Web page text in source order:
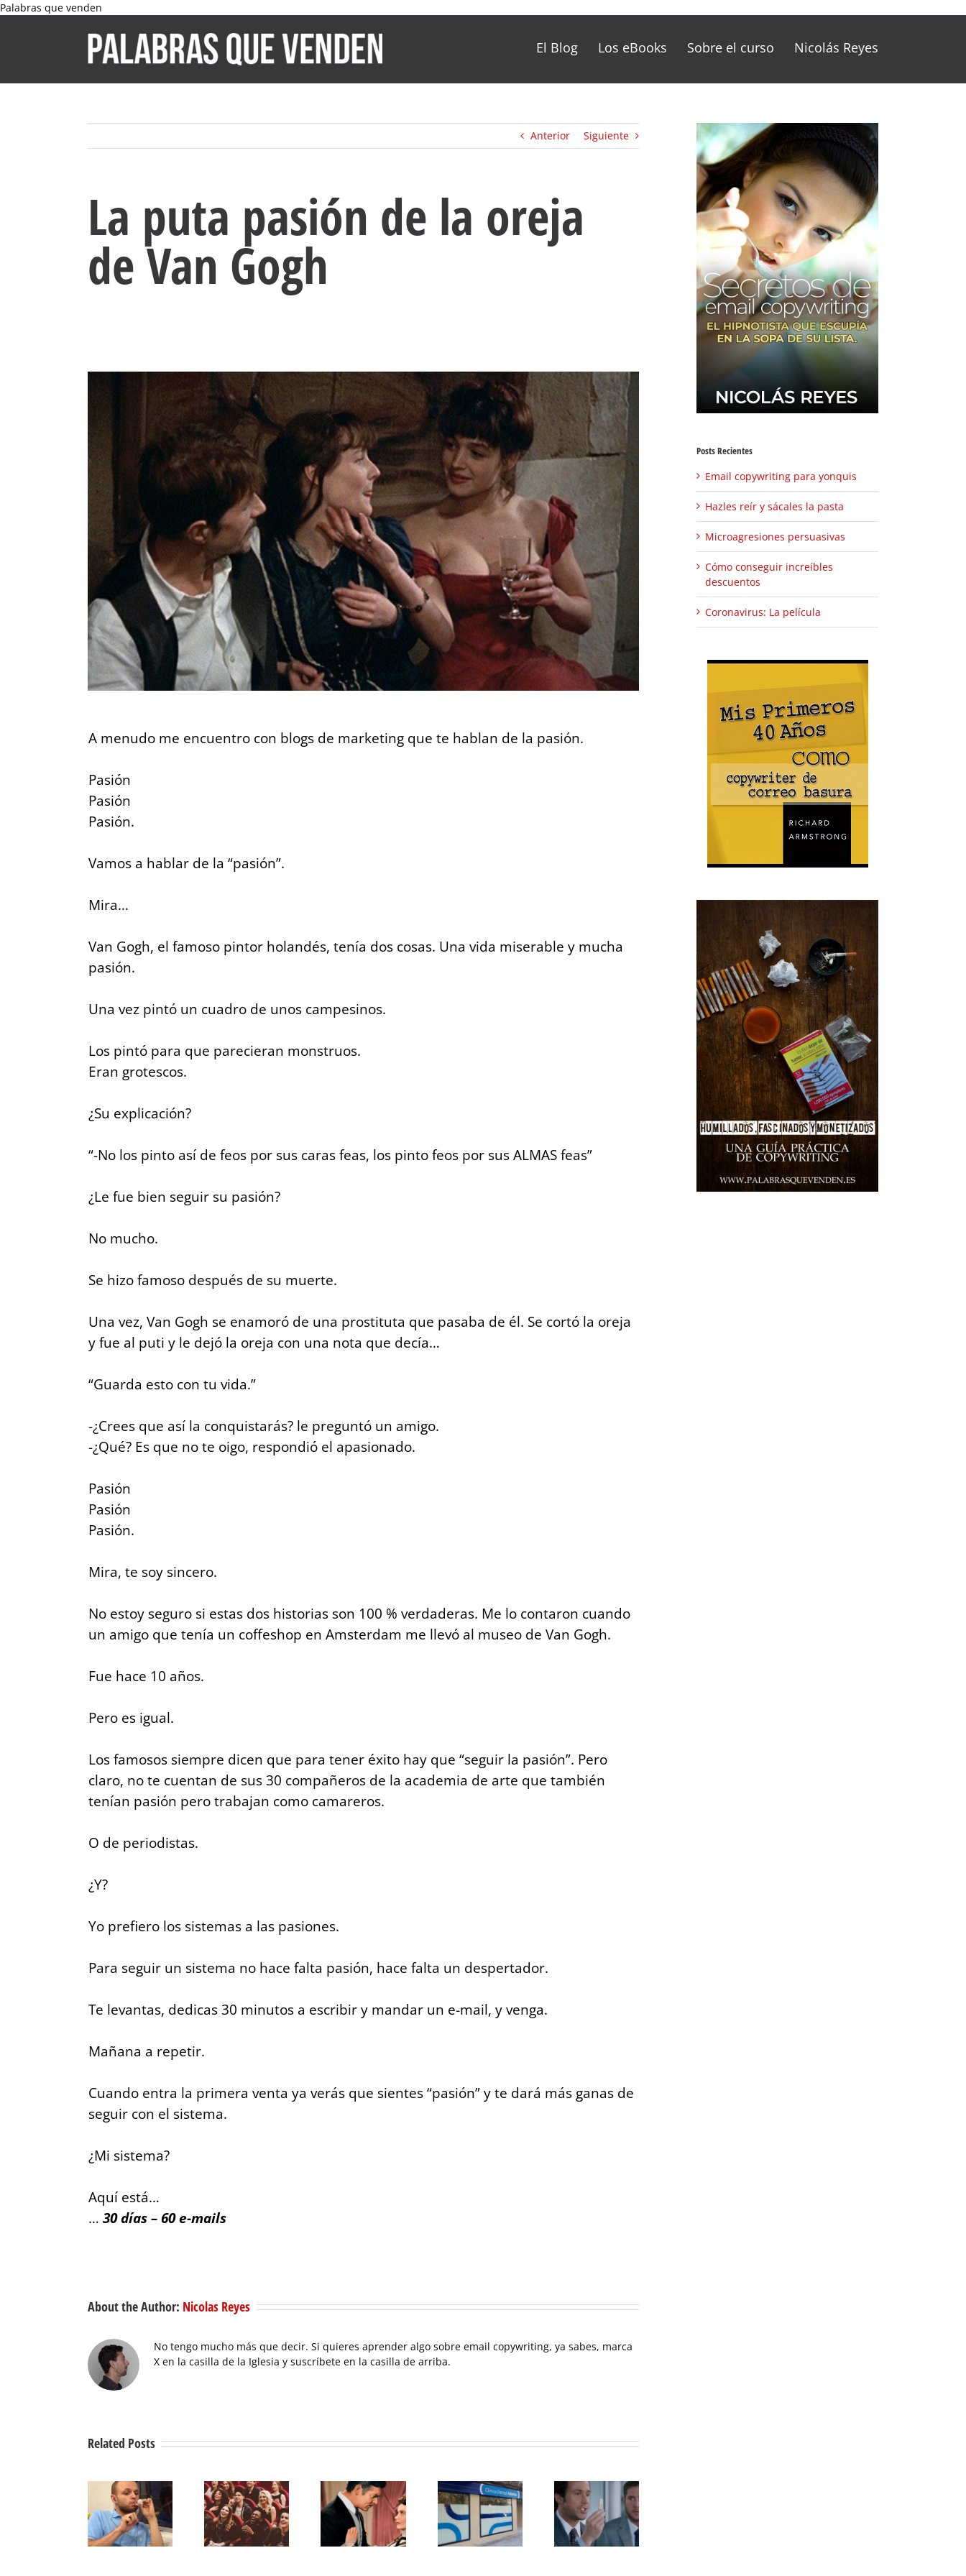
Palabras que venden
content
El Blog Los eBooks Sobre el curso Nicolás Reyes
Anterior Siguiente
La puta pasión de la oreja
de Van Gogh
A menudo me encuentro con blogs de marketing que te hablan de la pasión.
Pasión
Pasión
Pasión.
Vamos a hablar de la “pasión”.
Mira…
Van Gogh, el famoso pintor holandés, tenía dos cosas. Una vida miserable y mucha
pasión.
Una vez pintó un cuadro de unos campesinos.
Los pintó para que parecieran monstruos.
Eran grotescos.
¿Su explicación?
“-No los pinto así de feos por sus caras feas, los pinto feos por sus ALMAS feas”
¿Le fue bien seguir su pasión?
No mucho.
Se hizo famoso después de su muerte.
Una vez, Van Gogh se enamoró de una prostituta que pasaba de él. Se cortó la oreja
y fue al puti y le dejó la oreja con una nota que decía…
“Guarda esto con tu vida.”
-¿Crees que así la conquistarás? le preguntó un amigo.
-¿Qué? Es que no te oigo, respondió el apasionado.
Pasión
Pasión
Pasión.
Mira, te soy sincero.
No estoy seguro si estas dos historias son 100 % verdaderas. Me lo contaron cuando
un amigo que tenía un coffeshop en Amsterdam me llevó al museo de Van Gogh.
Fue hace 10 años.
Pero es igual.
Los famosos siempre dicen que para tener éxito hay que “seguir la pasión”. Pero
claro, no te cuentan de sus 30 compañeros de la academia de arte que también
tenían pasión pero trabajan como camareros.
O de periodistas.
¿Y?
Yo prefiero los sistemas a las pasiones.
Para seguir un sistema no hace falta pasión, hace falta un despertador.
Te levantas, dedicas 30 minutos a escribir y mandar un e-mail, y venga.
Mañana a repetir.
Cuando entra la primera venta ya verás que sientes “pasión” y te dará más ganas de
seguir con el sistema.
¿Mi sistema?
Aquí está…
… 30 días – 60 e-mails
About the Author: Nicolas Reyes
No tengo mucho más que decir. Si quieres aprender algo sobre email copywriting, ya sabes, marca
X en la casilla de la Iglesia y suscríbete en la casilla de arriba.
Related Posts
Hazles reír y
sácales la
pasta
Microagresiones
persuasivas
Cómo
conseguir
increíbles
descuentos
Coronavirus:
La película
Email
copywriting
para
yonquis
Posts Recientes
Email copywriting para yonquis
Hazles reír y sácales la pasta
Microagresiones persuasivas
Cómo conseguir increíbles
descuentos
Coronavirus: La película